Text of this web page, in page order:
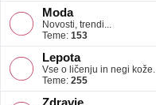
Moda
Novosti, trendi...
Teme: 153
Lepota
Vse o ličenju in negi kože.
Teme: 255